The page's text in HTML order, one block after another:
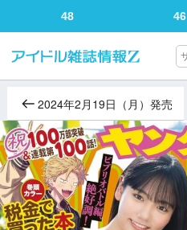
48 46
2024年2月19日（月）発売